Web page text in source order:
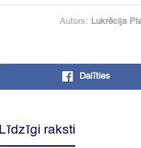
Autors: Lukrēcija
Dalīties
Līdzīgi raksti